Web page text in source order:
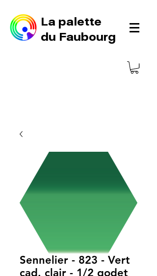
La palette
du Faubourg
Sennelier - 823 - Vert
cad. clair - 1/2 godet